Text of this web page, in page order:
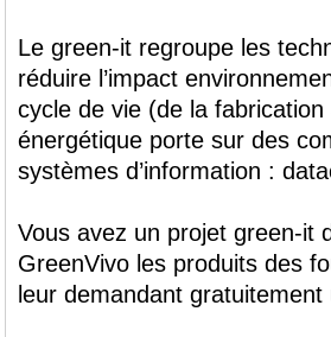
Le green-it regroupe les
réduire l’impact
cycle de vie (de la
énergétique porte sur des
systèmes d’information :
Vous avez un projet green-it
GreenVivo les produits des
leur demandant gratuitement